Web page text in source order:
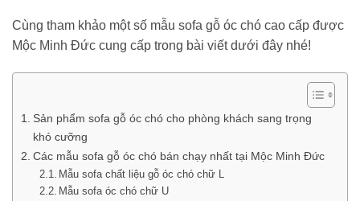
Cùng tham khảo một số mẫu sofa gỗ óc chó cao cấp được
Mộc Minh Đức cung cấp trong bài viết dưới đây nhé!
Sản phẩm sofa gỗ óc chó cho phòng khách sang trọng
khó cưỡng
Các mẫu sofa gỗ óc chó bán chạy nhất tại Mộc Minh Đức
Mẫu sofa chất liệu gỗ óc chó chữ L
Mẫu sofa óc chó chữ U